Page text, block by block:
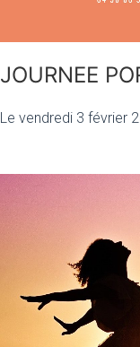
JOURNEE
Le vendredi 3 février